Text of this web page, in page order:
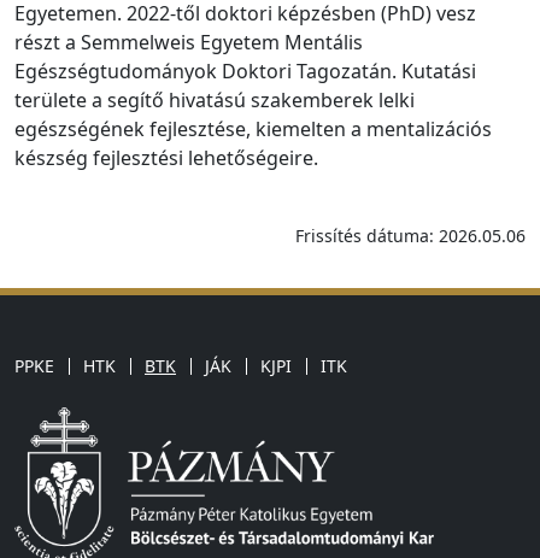
Egyetemen. 2022-től doktori képzésben (PhD) vesz
részt a Semmelweis Egyetem Mentális
Egészségtudományok Doktori Tagozatán. Kutatási
területe a segítő hivatású szakemberek lelki
egészségének fejlesztése, kiemelten a mentalizációs
készség fejlesztési lehetőségeire.
Frissítés dátuma: 2026.05.06
PPKE HTK BTK JÁK KJPI ITK